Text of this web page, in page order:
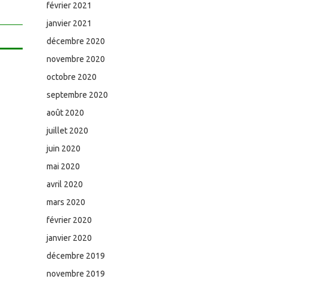
février 2021
janvier 2021
décembre 2020
novembre 2020
octobre 2020
septembre 2020
août 2020
juillet 2020
juin 2020
mai 2020
avril 2020
mars 2020
février 2020
janvier 2020
décembre 2019
novembre 2019